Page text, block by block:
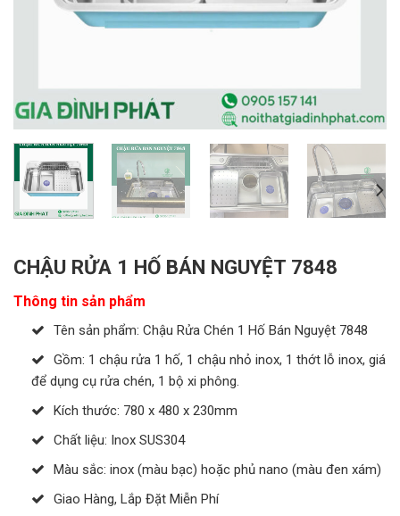
CHẬU RỬA 1 HỐ BÁN NGUYỆT 7848
Thông tin sản phẩm
Tên sản phẩm: Chậu Rửa Chén 1 Hố Bán Nguyệt 7848
Gồm: 1 chậu rửa 1 hố, 1 chậu nhỏ inox, 1 thớt lỗ inox, giá
để dụng cụ rửa chén, 1 bộ xi phông.
Kích thước: 780 x 480 x 230mm
Chất liệu: Inox SUS304
Màu sắc: inox (màu bạc) hoặc phủ nano (màu đen xám)
Giao Hàng, Lắp Đặt Miễn Phí